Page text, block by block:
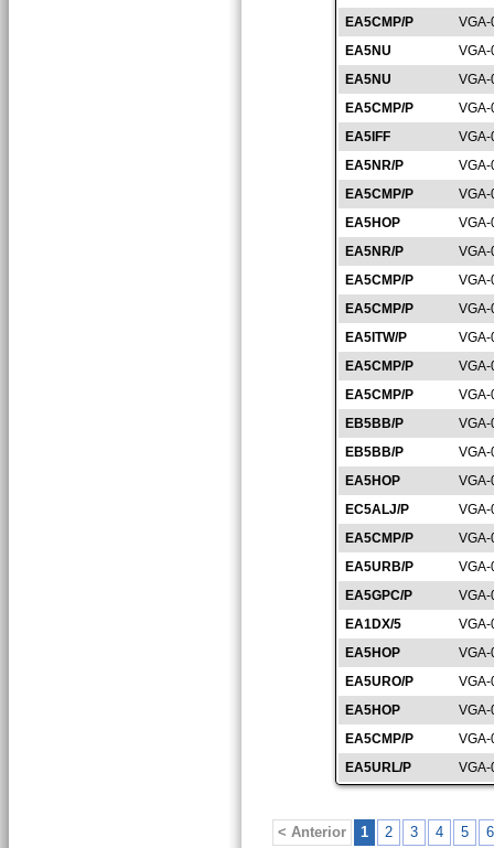
EA5CMP/P
EA5NU
EA5NU
EA5CMP/P
EA5IFF
EA5NR/P
EA5CMP/P
EA5HOP
EA5NR/P
EA5CMP/P
EA5CMP/P
EA5ITW/P
EA5CMP/P
EA5CMP/P
EB5BB/P
EB5BB/P
EA5HOP
EC5ALJ/P
EA5CMP/P
EA5URB/P
EA5GPC/P
EA1DX/5
EA5HOP
EA5URO/P
EA5HOP
EA5CMP/P
EA5URL/P
< Anterior 1 2 3 4 5 6